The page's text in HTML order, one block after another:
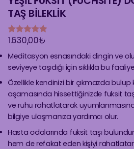
TAŞ BİLEKLİK
1müşteri
dayanarak
5 üzerinden
5puan aldı
1.630,00₺
Meditasyon esnasındaki dingin ve
seviyeye taşıdığı için sıklıkla bu
Özellikle kendinizi bir çıkmazda
aşamasında hissettiğinizde fuksit
ve ruhu rahatlatarak
bilgiye ulaşmanıza yardımcı olur.
Hasta odalarında fuksit taşı
hem de refakat eden kişiyi